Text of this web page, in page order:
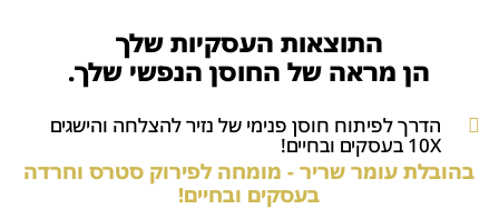
התוצאות העסקיות שלך
הן מראה של החוסן הנפשי שלך.
הדרך לפיתוח חוסן פנימי של נזיר להצלחה והישגים
10X בעסקים ובחיים!
בהובלת עומר שריר - מומחה לפירוק סטרס וחרדה
בעסקים ובחיים!